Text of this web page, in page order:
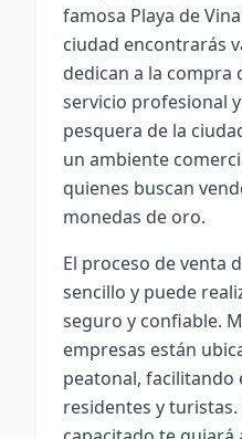
famosa Playa de
ciudad encontrarás
dedican a la
servicio profesional
pesquera de la
un ambiente
quienes buscan
monedas de oro.
El proceso de venta
sencillo y puede
seguro y confiable.
empresas están
peatonal, facilitando
residentes y